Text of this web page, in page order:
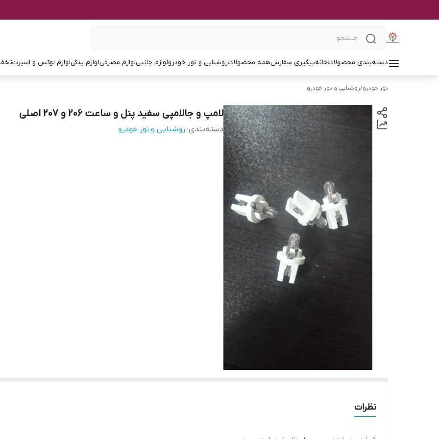
دسته‌بندی محصولاتخانهپیگیری سفارشهمه محصولاتروشنایی و نور خودرولوازم جانبیلوازم مصرفیلوازم یدکیلوازم لوکس و اسپرت
نور خودرو/روشنایی و نور خودرو
لامپ و جالامپی سفید پنل و ساعت ۲۰۶ و ۲۰۷ اصلی
دسته‌بندی: روشنایی و نور خودرو
نظرات